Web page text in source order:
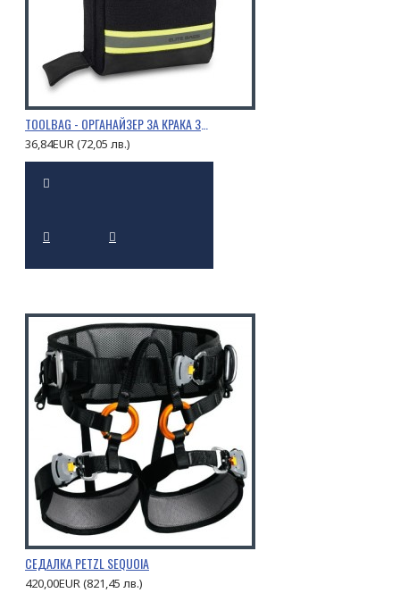
TOOLBAG - ОРГАНАЙЗЕР ЗА КРАКА ЗА СПАСИТЕЛНИ ИНСТРУМЕНТИ
36,84EUR (72,05 лв.)
СЕДАЛКА PETZL SEQUOIA
420,00EUR (821,45 лв.)